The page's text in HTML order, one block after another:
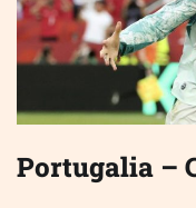
Portugalia –